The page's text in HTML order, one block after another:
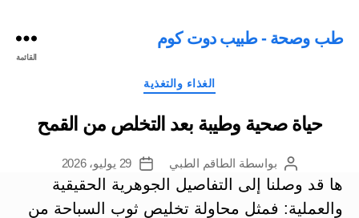
طب وصحة - طبيب دوت كوم
القائمة
التصنيفات
الغذاء والتغذية
حياة صحية وطيبة بعد التخلص من القمح
كاتب
المقالة
بواسطة الطاقم الطبي
تاريخ
المقالة
29 يوليو، 2026
ها قد وصلنا إلى التفاصيل الجوهرية الحقيقية
والعملية: فمثل محاولة تخليص ثوب السباحة من